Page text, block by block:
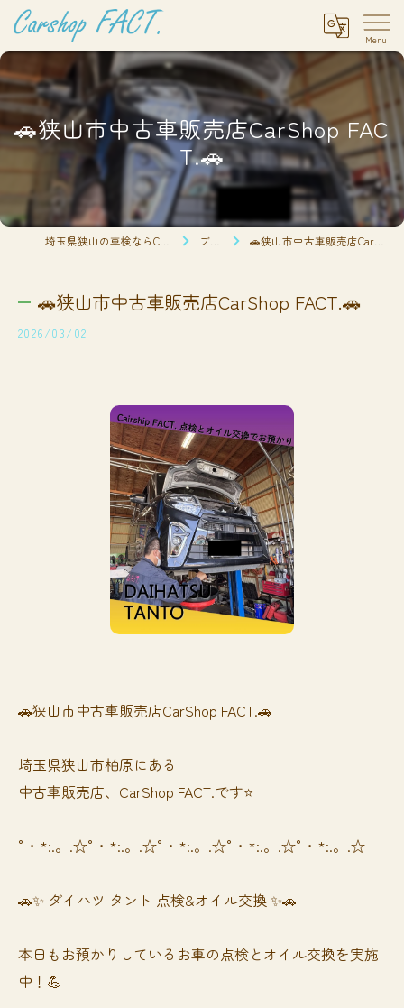
🚗狭山市中古車販売店CarShop FAC
T.🚗
ブログ 🚗狭山市中古車販売店CarShop FACT.🚗
🚗狭山市中古車販売店CarShop FACT.🚗
2026/03/02
🚗狭山市中古車販売店CarShop FACT.🚗
埼玉県狭山市柏原にある
中古車販売店、CarShop FACT.です⭐️
°・*:.。.☆°・*:.。.☆°・*:.。.☆°・*:.。.☆°・*:.。.☆
🚗✨ ダイハツ タント 点検&オイル交換 ✨🚗
本日もお預かりしているお車の点検とオイル交換を実施
中！💪